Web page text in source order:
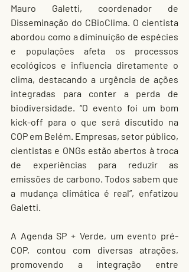
Mauro Galetti, coordenador de
Disseminação do CBioClima. O cientista
abordou como a diminuição de espécies
e populações afeta os processos
ecológicos e influencia diretamente o
clima, destacando a urgência de ações
integradas para conter a perda de
biodiversidade. “O evento foi um bom
kick-off para o que será discutido na
COP em Belém. Empresas, setor público,
cientistas e ONGs estão abertos à troca
de experiências para reduzir as
emissões de carbono. Todos sabem que
a mudança climática é real”, enfatizou
Galetti.
A Agenda SP + Verde, um evento pré-
COP, contou com diversas atrações,
promovendo a integração entre